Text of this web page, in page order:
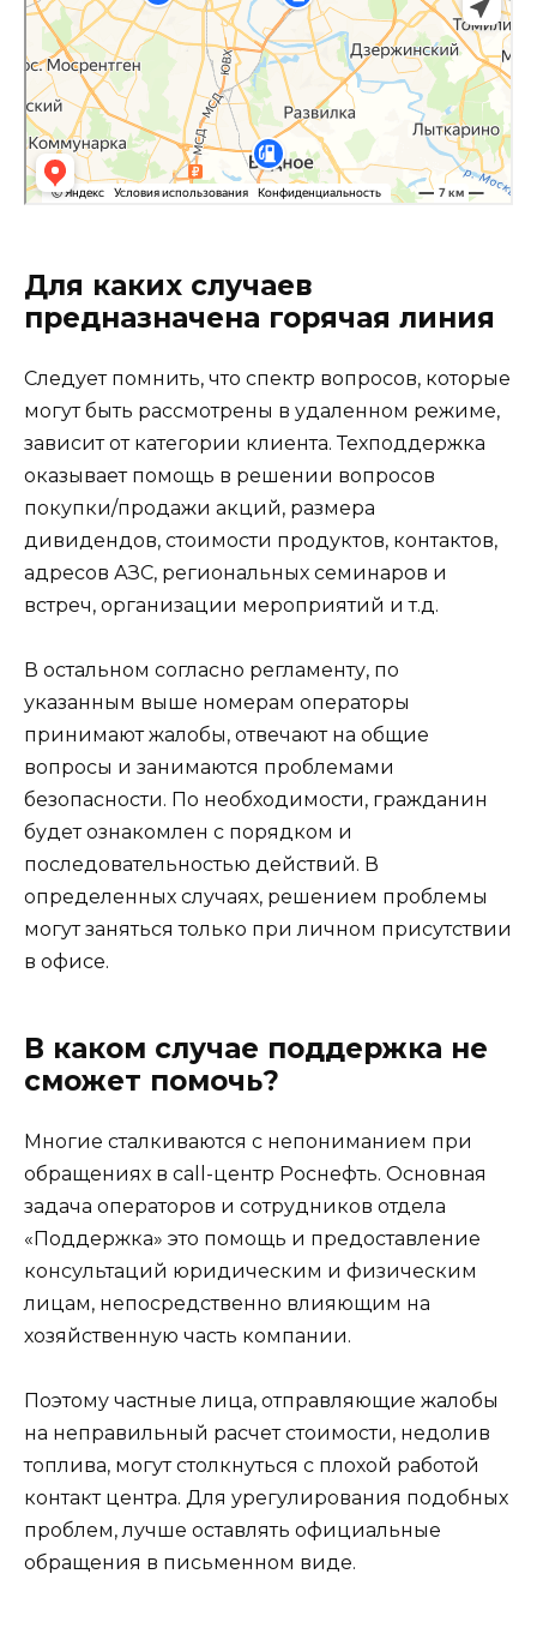
Для каких случаев
предназначена горячая линия
Следует помнить, что спектр вопросов, которые
могут быть рассмотрены в удаленном режиме,
зависит от категории клиента. Техподдержка
оказывает помощь в решении вопросов
покупки/продажи акций, размера
дивидендов, стоимости продуктов, контактов,
адресов АЗС, региональных семинаров и
встреч, организации мероприятий и т.д.
В остальном согласно регламенту, по
указанным выше номерам операторы
принимают жалобы, отвечают на общие
вопросы и занимаются проблемами
безопасности. По необходимости, гражданин
будет ознакомлен с порядком и
последовательностью действий. В
определенных случаях, решением проблемы
могут заняться только при личном присутствии
в офисе.
В каком случае поддержка не
сможет помочь?
Многие сталкиваются с непониманием при
обращениях в call-центр Роснефть. Основная
задача операторов и сотрудников отдела
«Поддержка» это помощь и предоставление
консультаций юридическим и физическим
лицам, непосредственно влияющим на
хозяйственную часть компании.
Поэтому частные лица, отправляющие жалобы
на неправильный расчет стоимости, недолив
топлива, могут столкнуться с плохой работой
контакт центра. Для урегулирования подобных
проблем, лучше оставлять официальные
обращения в письменном виде.